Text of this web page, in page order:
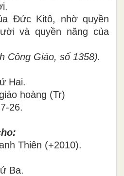
Đức Kitô, nhờ quyền
và quyền năng của
Công Giáo, số 1358).
Hai.
hoàng (Tr)
26.
:
Thiên (+2010).
Ba.